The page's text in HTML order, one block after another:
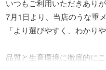
いつもご利用いただきあり
7月1日より、当店のうな重
「より選びやすく、わかり
品質と生育環境に徹底的にこ